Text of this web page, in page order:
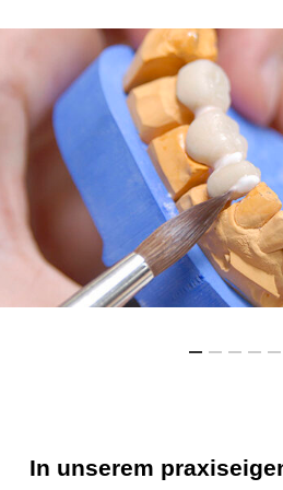
In unserem